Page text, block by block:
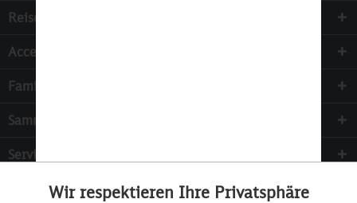
Reisen
Accessoires
Familie & Kinder
Sammeln
Services
Funktionale Aktiv
Wir respektieren Ihre Privatsphäre